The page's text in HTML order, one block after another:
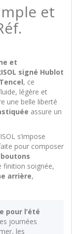
et
et
signé Hublot
, ce
légère et
une belle liberté
assure un
s’impose
pour composer
boutons
finition soignée,
arrière,
pour l’été
journées
les